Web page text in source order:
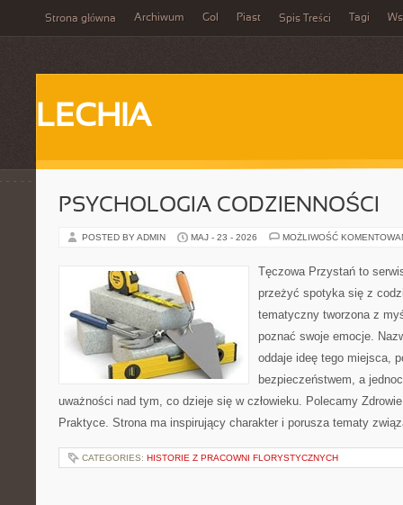
Strona główna Archiwum Gol Piast Spis Treści Tagi
LECHIA
PSYCHOLOGIA CODZIENNOŚCI
POSTED BY ADMIN MAJ - 23 - 2026 MOŻLIWOŚĆ
Tęczowa Przystań to
przeżyć spotyka się z
tematyczny tworzona z
poznać swoje emocje.
oddaje ideę tego miejsca,
bezpieczeństwem, a
uważności nad tym, co dzieje się w człowieku. Polecamy
Praktyce. Strona ma inspirujący charakter i porusza tematy
CATEGORIES: HISTORIE Z PRACOWNI FLORYSTYCZNYCH